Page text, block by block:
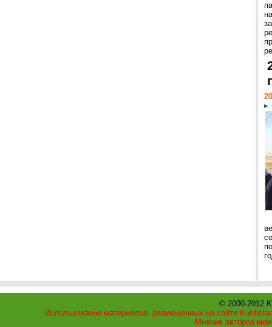
© 2000-2012
Использование материалов, размещенных на сайте
Мнение авторов